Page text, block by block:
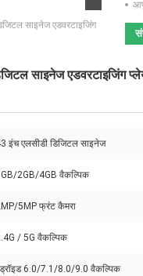
साइनेज एडवरटाइजिंग
साइनेज एडवरटाइजिंग
इंच एलसीडी डिजिटल साइनेज
2GB/4GB वैकल्पिक
5MP फ्रंट कैमरा
/ 5G वैकल्पिक
6.0/7.1/8.0/9.0 वैकल्पिक